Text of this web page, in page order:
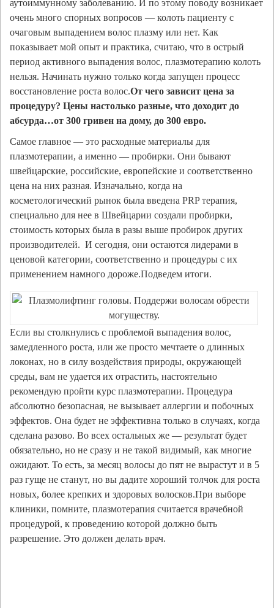
аутоиммунному заболеванию. И по этому поводу возникает
очень много спорных вопросов — колоть пациенту с
очаговым выпадением волос плазму или нет. Как
показывает мой опыт и практика, считаю, что в острый
период активного выпадения волос, плазмотерапию колоть
нельзя. Начинать нужно только когда запущен процесс
восстановление роста волос.От чего зависит цена за
процедуру? Цены настолько разные, что доходит до
абсурда…от 300 гривен на дому, до 300 евро.
Самое главное — это расходные материалы для
плазмотерапии, а именно — пробирки. Они бывают
швейцарские, российские, европейские и соответственно
цена на них разная. Изначально, когда на
косметологический рынок была введена PRP терапия,
специально для нее в Швейцарии создали пробирки,
стоимость которых была в разы выше пробирок других
производителей. И сегодня, они остаются лидерами в
ценовой категории, соответственно и процедуры с их
применением намного дороже.Подведем итоги.
Если вы столкнулись с проблемой выпадения волос,
замедленного роста, или же просто мечтаете о длинных
локонах, но в силу воздействия природы, окружающей
среды, вам не удается их отрастить, настоятельно
рекомендую пройти курс плазмотерапии. Процедура
абсолютно безопасная, не вызывает аллергии и побочных
эффектов. Она будет не эффективна только в случаях, когда
сделана разово. Во всех остальных же — результат будет
обязательно, но не сразу и не такой видимый, как многие
ожидают. То есть, за месяц волосы до пят не вырастут и в 5
раз гуще не станут, но вы дадите хороший толчок для роста
новых, более крепких и здоровых волосков.При выборе
клиники, помните, плазмотерапия считается врачебной
процедурой, к проведению которой должно быть
разрешение. Это должен делать врач.